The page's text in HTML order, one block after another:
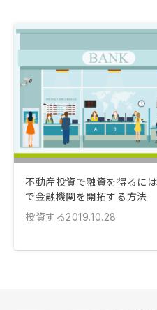
不動産投資で融資を得るに
で金融機関を開拓する方法
投資する2019.10.28